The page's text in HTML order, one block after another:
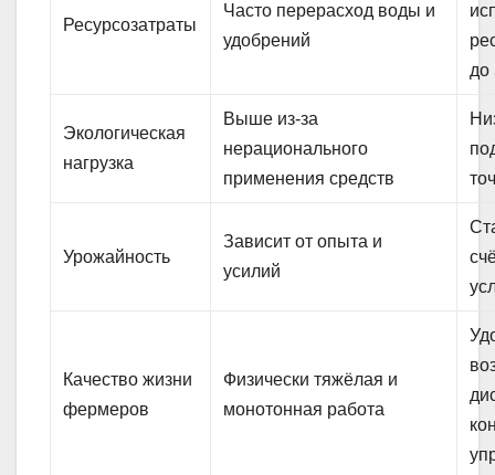
Ресурсозатраты
Часто перерасход воды и
удобрений
до
Экологическая
нагрузка
Выше из-за
нерационального
применения средств
Урожайность
Зависит от опыта и
усилий
Качество жизни
фермеров
Физически тяжёлая и
монотонная работа